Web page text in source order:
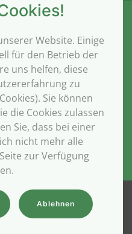
Alle Rechte vorbehalten.
Website. Einige
für den Betrieb der
uns helfen, diese
zu
Sie können
die Cookies zulassen
Sie, dass bei einer
nicht mehr alle
zur Verfügung
Ablehnen